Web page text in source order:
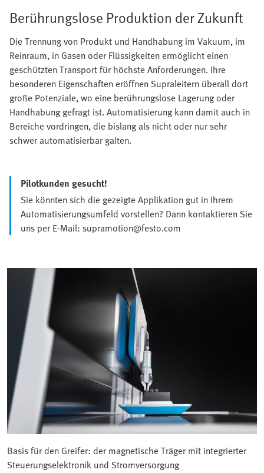
Berührungslose Produktion der Zukunft
Die Trennung von Produkt und Handhabung im Vakuum, im
Reinraum, in Gasen oder Flüssigkeiten ermöglicht einen
geschützten Transport für höchste Anforderungen. Ihre
besonderen Eigenschaften eröffnen Supraleitern überall dort
große Potenziale, wo eine berührungslose Lagerung oder
Handhabung gefragt ist. Automatisierung kann damit auch in
Bereiche vordringen, die bislang als nicht oder nur sehr
schwer automatisierbar galten.
Pilotkunden gesucht!
Sie könnten sich die gezeigte Applikation gut in Ihrem
Automatisierungsumfeld vorstellen? Dann kontaktieren Sie
uns per E-Mail: supramotion@festo.com
Basis für den Greifer: der magnetische Träger mit integrierter
Steuerungselektronik und Stromversorgung